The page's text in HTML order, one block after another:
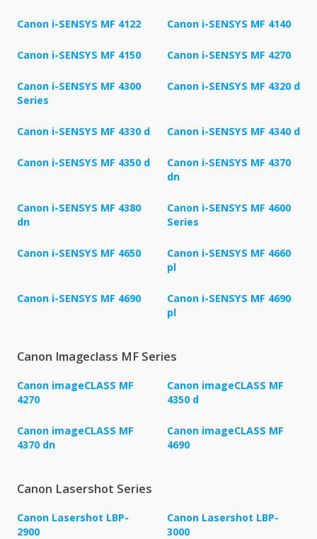
Canon i-SENSYS MF 4122 Canon i-SENSYS MF 4140
Canon i-SENSYS MF 4150 Canon i-SENSYS MF 4270
Canon i-SENSYS MF 4300
Series
Canon i-SENSYS MF 4320 d
Canon i-SENSYS MF 4330 d Canon i-SENSYS MF 4340 d
Canon i-SENSYS MF 4350 d
Canon i-SENSYS MF 4370
dn
Canon i-SENSYS MF 4380
dn
Canon i-SENSYS MF 4600
Series
Canon i-SENSYS MF 4650
Canon i-SENSYS MF 4660
pl
Canon i-SENSYS MF 4690
Canon i-SENSYS MF 4690
pl
Canon Imageclass MF Series
Canon imageCLASS MF
4270
Canon imageCLASS MF
4350 d
Canon imageCLASS MF
4370 dn
Canon imageCLASS MF
4690
Canon Lasershot Series
Canon Lasershot LBP-
2900
Canon Lasershot LBP-
3000